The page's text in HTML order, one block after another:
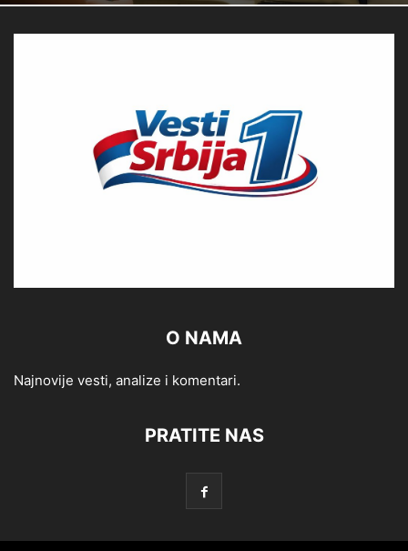
O NAMA
Najnovije vesti, analize i komentari.
PRATITE NAS